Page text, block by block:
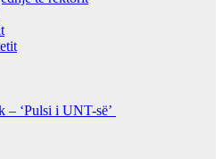
– ‘Pulsi i UNT-së’